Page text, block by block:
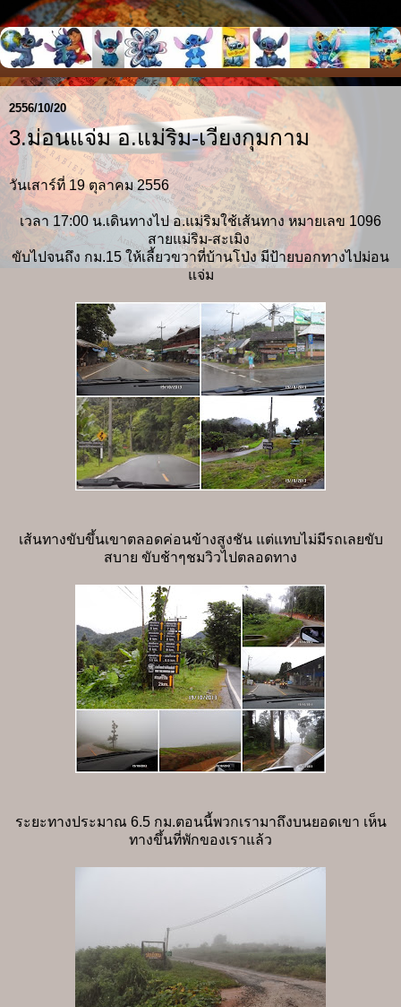
2556/10/20
3.ม่อนแจ่ม อ.แม่ริม-เวียงกุมกาม
วันเสาร์ที่ 19 ตุลาคม 2556
เวลา 17:00 น.เดินทางไป อ.แม่ริมใช้เส้นทาง หมายเลข 1096
สายแม่ริม-สะเมิง
ขับไปจนถึง กม.15 ให้เลี้ยวขวาที่บ้านโป่ง มีป้ายบอกทางไปม่อน
แจ่ม
เส้นทางขับขึ้นเขาตลอดค่อนข้างสูงชัน แต่แทบไม่มีรถเลยขับ
สบาย ขับช้าๆชมวิวไปตลอดทาง
ระยะทางประมาณ 6.5 กม.ตอนนี้พวกเรามาถึงบนยอดเขา เห็น
ทางขึ้นที่พักของเราแล้ว